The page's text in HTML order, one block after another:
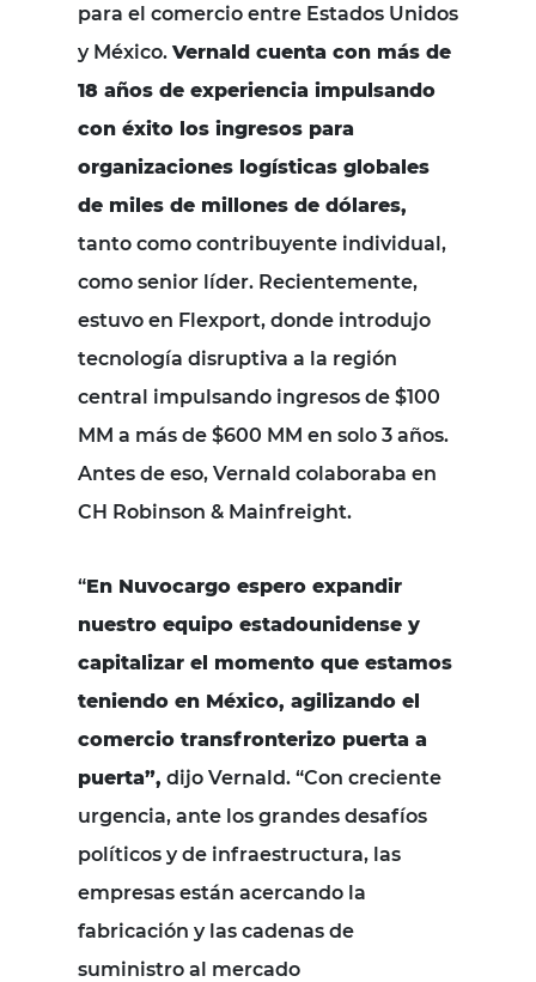
para el comercio entre Estados Unidos
y México. Vernald cuenta con más de
18 años de experiencia impulsando
con éxito los ingresos para
organizaciones logísticas globales
de miles de millones de dólares,
tanto como contribuyente individual,
como senior líder. Recientemente,
estuvo en Flexport, donde introdujo
tecnología disruptiva a la región
central impulsando ingresos de $100
MM a más de $600 MM en solo 3 años.
Antes de eso, Vernald colaboraba en
CH Robinson & Mainfreight.
“En Nuvocargo espero expandir
nuestro equipo estadounidense y
capitalizar el momento que estamos
teniendo en México, agilizando el
comercio transfronterizo puerta a
puerta”, dijo Vernald. “Con creciente
urgencia, ante los grandes desafíos
políticos y de infraestructura, las
empresas están acercando la
fabricación y las cadenas de
suministro al mercado